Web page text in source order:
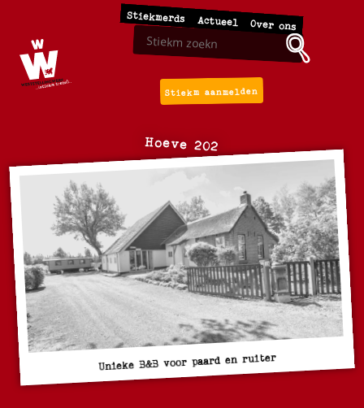
Stiekmerds Actueel Over ons
Stiekm aanmelden
Hoeve 202
Unieke B&B voor paard en ruiter